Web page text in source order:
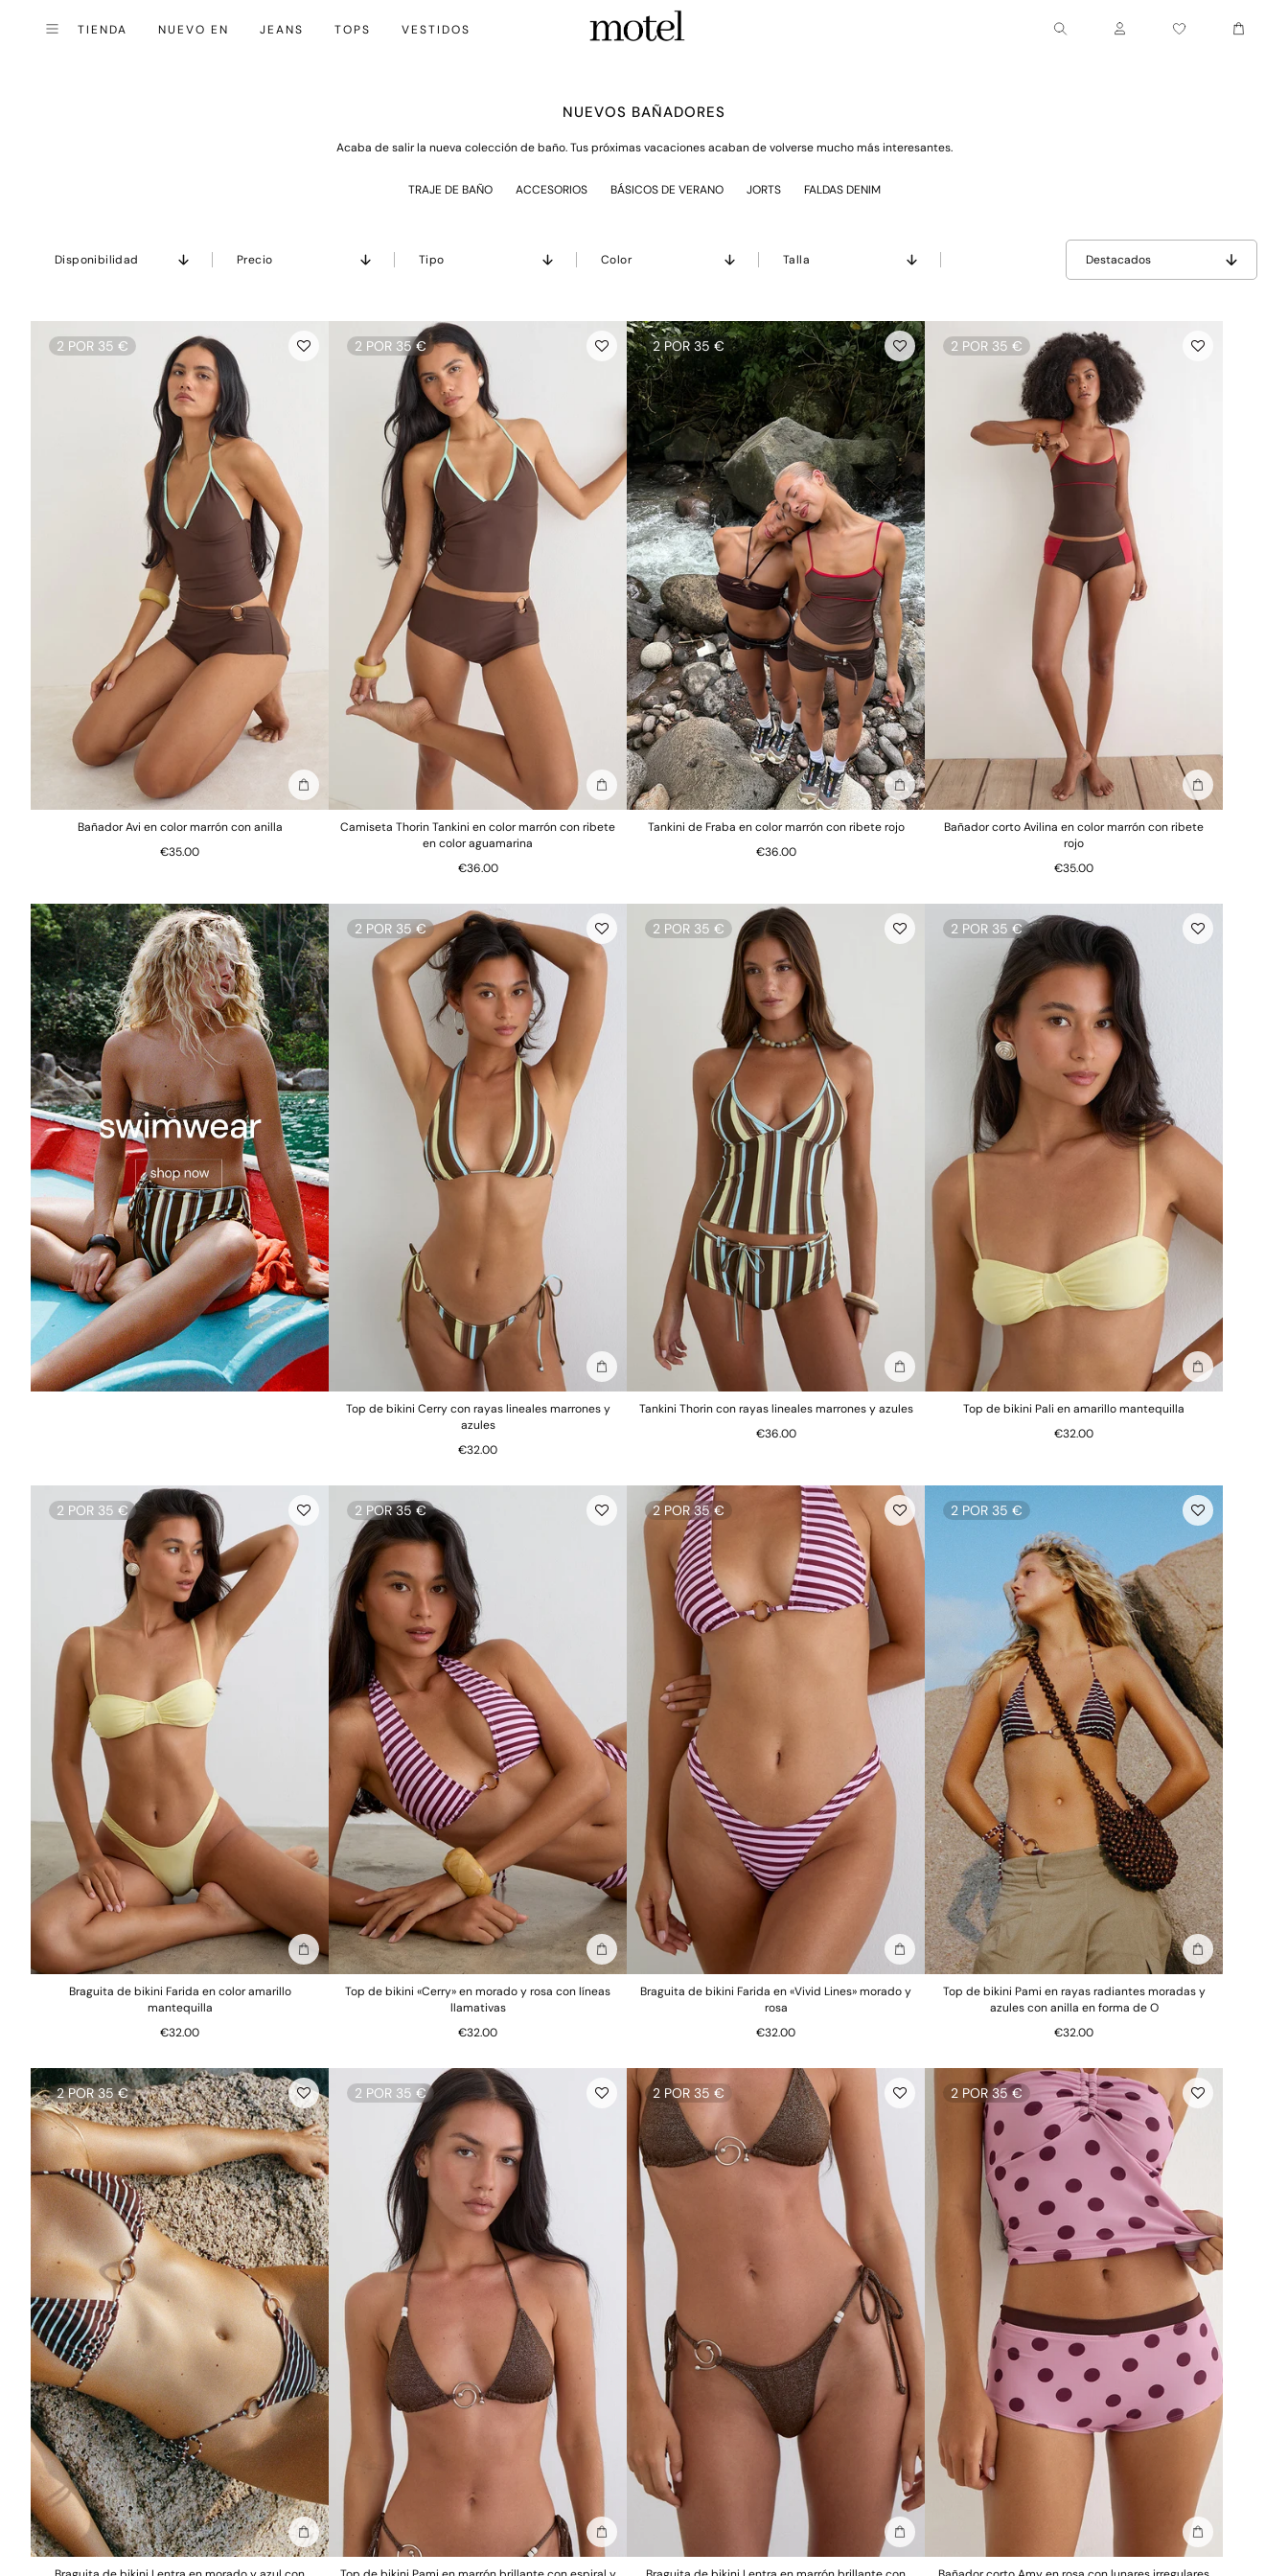
Menú
Cerrar (esc)
TIENDA NUEVO EN JEANS TOPS VESTIDOS
Cuenta Carrito
NUEVOS BAÑADORES
Acaba de salir la nueva colección de baño. Tus próximas vacaciones acaban de volverse mucho más interesantes.
TRAJE DE BAÑO ACCESORIOS BÁSICOS DE VERANO JORTS FALDAS DENIM
Disponibilidad Precio Tipo Color Talla Destacados
2 POR 35 €
Añadir a la bolsa
Bañador Avi en color marrón con anilla
€35.00
2 POR 35 €
Añadir a la bolsa
Camiseta Thorin Tankini en color marrón con ribete
en color aguamarina
€36.00
2 POR 35 €
Añadir a la bolsa
Tankini de Fraba en color marrón con ribete rojo
€36.00
2 POR 35 €
Añadir a la
Bañador corto Avilina en color marrón con ribete
rojo
€35.00
2 POR 35 €
Añadir a la bolsa
Top de bikini Cerry con rayas lineales marrones y
azules
€32.00
2 POR 35 €
Añadir a la bolsa
Tankini Thorin con rayas lineales marrones y azules
€36.00
2 POR 35 €
Añadir a la
Top de bikini Pali en amarillo mantequilla
€32.00
2 POR 35 €
Añadir a la bolsa
Braguita de bikini Farida en color amarillo
mantequilla
€32.00
2 POR 35 €
Añadir a la bolsa
Top de bikini «Cerry» en morado y rosa con líneas
llamativas
€32.00
2 POR 35 €
Añadir a la bolsa
Braguita de bikini Farida en «Vivid Lines» morado y
rosa
€32.00
2 POR 35 €
Añadir a la
Top de bikini Pami en rayas radiantes moradas y
azules con anilla en forma de O
€32.00
2 POR 35 €
Añadir a la bolsa
2 POR 35 €
Añadir a la bolsa
2 POR 35 €
Añadir a la bolsa
2 POR 35 €
Añadir a la